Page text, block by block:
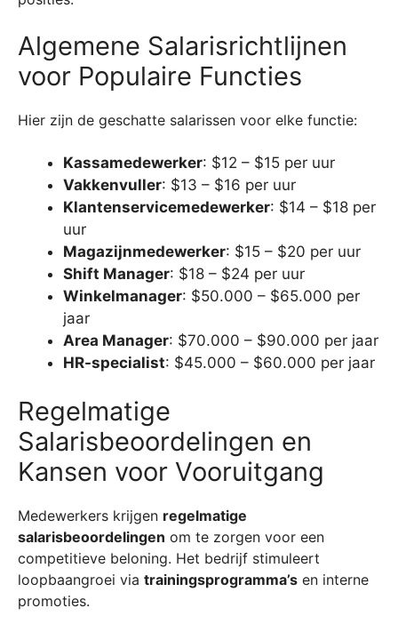
Algemene Salarisrichtlijnen
voor Populaire Functies
Hier zijn de geschatte salarissen voor elke functie:
Kassamedewerker: $12 – $15 per uur
Vakkenvuller: $13 – $16 per uur
Klantenservicemedewerker: $14 – $18 per
uur
Magazijnmedewerker: $15 – $20 per uur
Shift Manager: $18 – $24 per uur
Winkelmanager: $50.000 – $65.000 per
jaar
Area Manager: $70.000 – $90.000 per jaar
HR-specialist: $45.000 – $60.000 per jaar
Regelmatige
Salarisbeoordelingen en
Kansen voor Vooruitgang
Medewerkers krijgen regelmatige
salarisbeoordelingen om te zorgen voor een
competitieve beloning. Het bedrijf stimuleert
loopbaangroei via trainingsprogramma’s en interne
promoties.